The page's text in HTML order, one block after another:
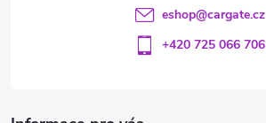
eshop@cargate.cz
+420 725 066 706